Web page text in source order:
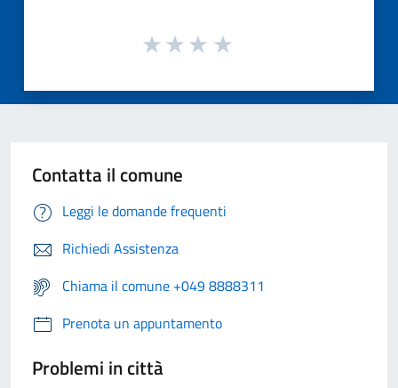
Contatta il comune
Leggi le domande frequenti
Richiedi Assistenza
Chiama il comune +049 8888311
Prenota un appuntamento
Problemi in città